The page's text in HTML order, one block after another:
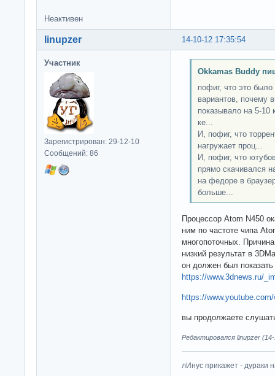
Неактивен
14-10-12 17:35:54
linupzer
Участник
Зарегистрирован: 29-12-10
Сообщений: 86
Okkamas Buddy
пофиг, что это
вариантов, почему
показывало на 5-10
ке...
И, пофиг, что
нагружает проц...
И, пофиг, что
прямо скачивался
на федоре в
больше...
Процессор Atom N450
ним по частоте чипа
многопоточных.
низкий результат в
он должен был
https://www.3dnews.ru/
https://
вы продолжаете
Редактировался linupzer
лИнус прикажет - дураки